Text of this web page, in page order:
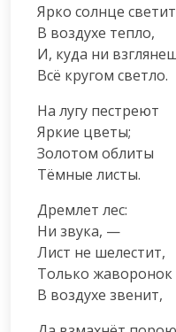
Ярко солнце
В воздухе тепло,
И, куда ни
Всё кругом светло.
На лугу пестреют
Яркие цветы;
Золотом облиты
Тёмные листы.
Дремлет лес:
Ни звука, —
Лист не шелестит,
Только жаворонок
В воздухе звенит,